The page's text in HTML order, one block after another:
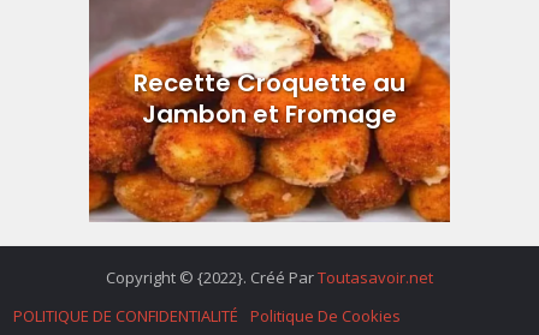
Recette Croquette au
Jambon et Fromage
Copyright © {2022}. Créé ParToutasavoir.net
POLITIQUE DE CONFIDENTIALITÉ
Politique De Cookies